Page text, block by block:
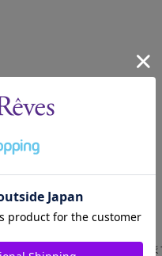
イズになります。
ズに統一しております。
小することは、いたしかね